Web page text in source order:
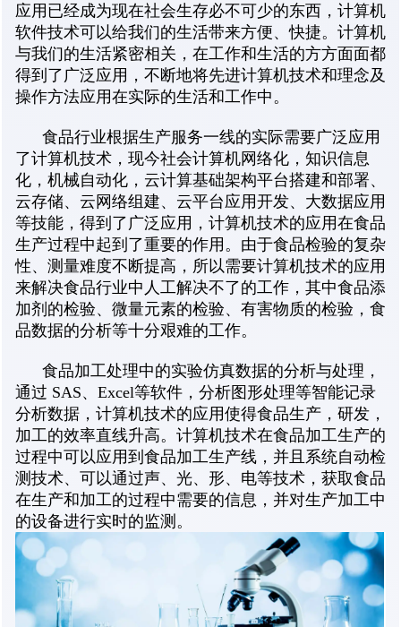
应用已经成为现在社会生存必不可少的东西，计算机
软件技术可以给我们的生活带来方便、快捷。计算机
与我们的生活紧密相关，在工作和生活的方方面面都
得到了广泛应用，不断地将先进计算机技术和理念及
操作方法应用在实际的生活和工作中。
食品行业根据生产服务一线的实际需要广泛应用
了计算机技术，现今社会计算机网络化，知识信息
化，机械自动化，云计算基础架构平台搭建和部署、
云存储、云网络组建、云平台应用开发、大数据应用
等技能，得到了广泛应用，计算机技术的应用在食品
生产过程中起到了重要的作用。由于食品检验的复杂
性、测量难度不断提高，所以需要计算机技术的应用
来解决食品行业中人工解决不了的工作，其中食品添
加剂的检验、微量元素的检验、有害物质的检验，食
品数据的分析等十分艰难的工作。
食品加工处理中的实验仿真数据的分析与处理，
通过 SAS、Excel等软件，分析图形处理等智能记录
分析数据，计算机技术的应用使得食品生产，研发，
加工的效率直线升高。计算机技术在食品加工生产的
过程中可以应用到食品加工生产线，并且系统自动检
测技术、可以通过声、光、形、电等技术，获取食品
在生产和加工的过程中需要的信息，并对生产加工中
的设备进行实时的监测。